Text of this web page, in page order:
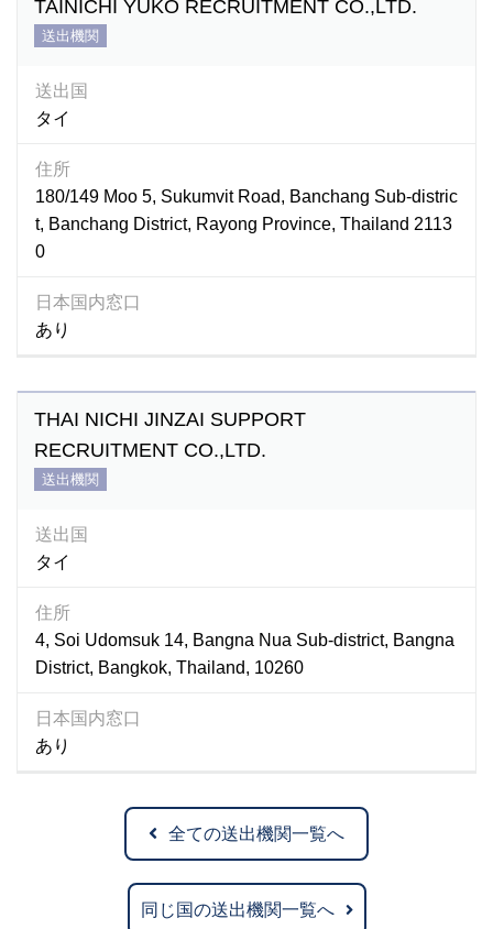
TAINICHI YUKO RECRUITMENT CO.,LTD.
送出機関
送出国
タイ
住所
180/149 Moo 5, Sukumvit Road, Banchang Sub-distric
t, Banchang District, Rayong Province, Thailand 2113
0
日本国内窓口
あり
THAI NICHI JINZAI SUPPORT
RECRUITMENT CO.,LTD.
送出機関
送出国
タイ
住所
4, Soi Udomsuk 14, Bangna Nua Sub-district, Bangna
District, Bangkok, Thailand, 10260
日本国内窓口
あり
全ての送出機関一覧へ
同じ国の送出機関一覧へ